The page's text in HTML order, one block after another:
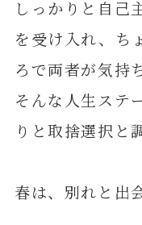
しっかりと自己
を受け入れ、ち
ろで両者が気持
そんな人生ステ
りと取捨選択と
春は、別れと出